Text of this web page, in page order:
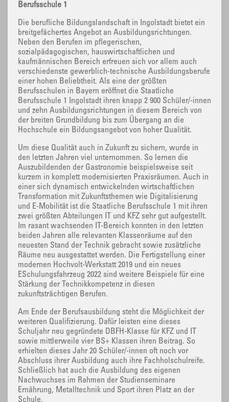
Berufsschule 1
Die berufliche Bildungslandschaft in Ingolstadt bietet ein
breitgefächertes Angebot an Ausbildungsrichtungen.
Neben den Berufen im pflegerischen,
sozialpädagogischen, hauswirtschaftlichen und
kaufmännischen Bereich erfreuen sich vor allem auch
verschiedenste gewerblich-technische Ausbildungsberufe
einer hohen Beliebtheit. Als eine der größten
Berufsschulen in Bayern eröffnet die Staatliche
Berufsschule 1 Ingolstadt ihren knapp 2 900 Schüler/-innen
und zehn Ausbildungsrichtungen in diesem Bereich von
der breiten Grundbildung bis zum Übergang an die
Hochschule ein Bildungsangebot von hoher Qualität.
Um diese Qualität auch in Zukunft zu sichern, wurde in
den letzten Jahren viel unternommen. So lernen die
Auszubildenden der Gastronomie beispielsweise seit
kurzem in komplett modernisierten Praxisräumen. Auch in
einer sich dynamisch entwickelnden wirtschaftlichen
Transformation mit Zukunftsthemen wie Digitalisierung
und E-Mobilität ist die Staatliche Berufsschule 1 mit ihren
zwei größten Abteilungen IT und KFZ sehr gut aufgestellt.
Im rasant wachsenden IT-Bereich konnten in den letzten
beiden Jahren alle relevanten Klassenräume auf den
neuesten Stand der Technik gebracht sowie zusätzliche
Räume neu ausgestattet werden. Die Fertigstellung einer
modernen Hochvolt-Werkstatt 2019 und ein neues
ESchulungsfahrzeug 2022 sind weitere Beispiele für eine
Stärkung der Technikkompetenz in diesen
zukunftsträchtigen Berufen.
Am Ende der Berufsausbildung steht die Möglichkeit der
weiteren Qualifizierung. Dafür leisten eine dieses
Schuljahr neu gegründete DBFH-Klasse für KFZ und IT
sowie mittlerweile vier BS+ Klassen ihren Beitrag. So
erhielten dieses Jahr 20 Schüler/-innen oft noch vor
Abschluss ihrer Ausbildung auch ihre Fachholschulreife.
Schließlich hat auch die Ausbildung des eigenen
Nachwuchses im Rahmen der Studienseminare
Ernährung, Metalltechnik und Sport ihren Platz an der
Schule.